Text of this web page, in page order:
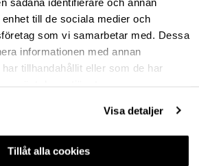
till de sociala medier och
som vi samarbetar med. Dessa
informationen med annan
tillhandahållit eller som de har
Visa detaljer
Tillåt alla cookies
Slut i lager
Finns i lager